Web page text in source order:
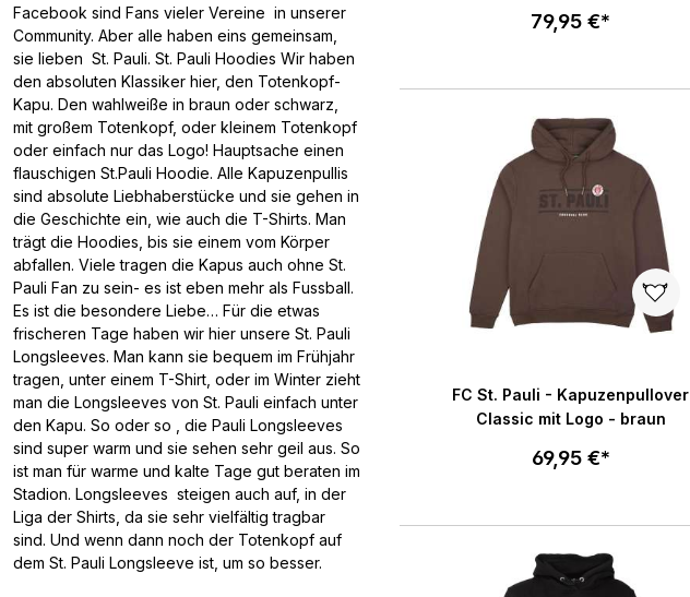
Facebook sind Fans vieler Vereine in unserer
Community. Aber alle haben eins gemeinsam,
sie lieben St. Pauli. St. Pauli Hoodies Wir haben
den absoluten Klassiker hier, den Totenkopf-
Kapu. Den wahlweiße in braun oder schwarz,
mit großem Totenkopf, oder kleinem Totenkopf
oder einfach nur das Logo! Hauptsache einen
flauschigen St.Pauli Hoodie. Alle Kapuzenpullis
sind absolute Liebhaberstücke und sie gehen in
die Geschichte ein, wie auch die T-Shirts. Man
trägt die Hoodies, bis sie einem vom Körper
abfallen. Viele tragen die Kapus auch ohne St.
Pauli Fan zu sein- es ist eben mehr als Fussball.
Es ist die besondere Liebe… Für die etwas
frischeren Tage haben wir hier unsere St. Pauli
Longsleeves. Man kann sie bequem im Frühjahr
tragen, unter einem T-Shirt, oder im Winter zieht
man die Longsleeves von St. Pauli einfach unter
den Kapu. So oder so , die Pauli Longsleeves
sind super warm und sie sehen sehr geil aus. So
ist man für warme und kalte Tage gut beraten im
Stadion. Longsleeves steigen auch auf, in der
Liga der Shirts, da sie sehr vielfältig tragbar
sind. Und wenn dann noch der Totenkopf auf
dem St. Pauli Longsleeve ist, um so besser.
79,95 €*
In den Warenkorb
FC St. Pauli - Kapuzenpullover
Classic mit Logo - braun
69,95 €*
In den Warenkorb